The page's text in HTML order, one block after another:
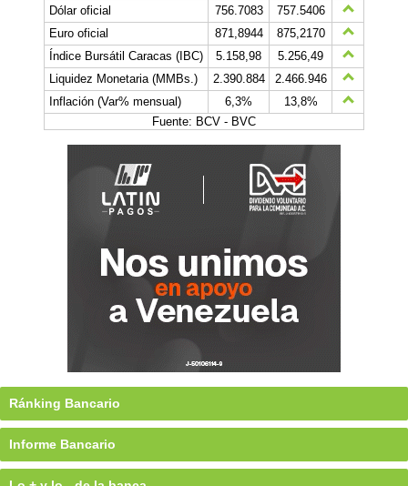
Dólar oficial
756.7083
757.5406
Euro oficial
871,8944
875,2170
Índice Bursátil Caracas (IBC)
5.158,98
5.256,49
Liquidez Monetaria (MMBs.)
2.390.884
2.466.946
Inflación (Var% mensual)
6,3%
13,8%
Fuente: BCV - BVC
Ránking Bancario
Informe Bancario